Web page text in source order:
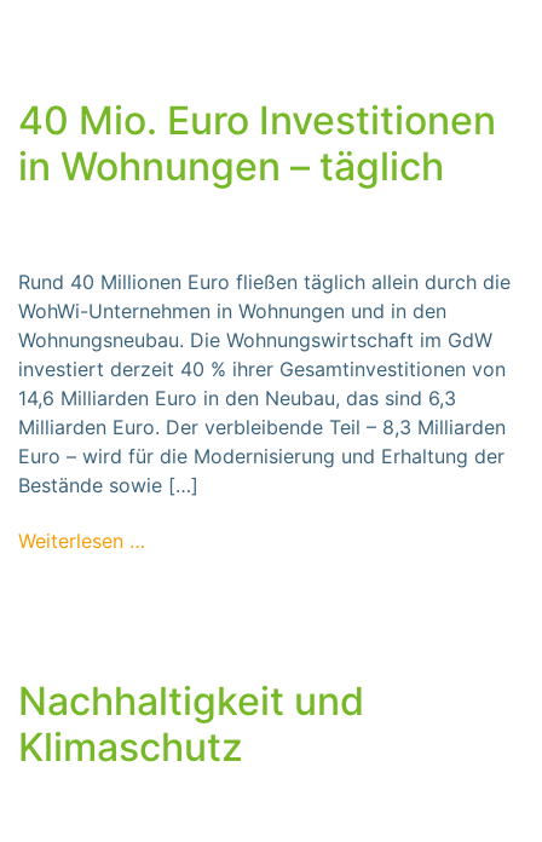
40 Mio. Euro Investitionen
in Wohnungen – täglich
Rund 40 Millionen Euro fließen täglich allein durch die
WohWi-Unternehmen in Wohnungen und in den
Wohnungsneubau. Die Wohnungswirtschaft im GdW
investiert derzeit 40 % ihrer Gesamtinvestitionen von
14,6 Milliarden Euro in den Neubau, das sind 6,3
Milliarden Euro. Der verbleibende Teil – 8,3 Milliarden
Euro – wird für die Modernisierung und Erhaltung der
Bestände sowie […]
Weiterlesen …
Nachhaltigkeit und
Klimaschutz